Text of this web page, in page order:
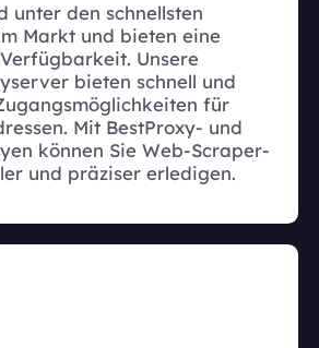
unter den schnellsten
Markt und bieten eine
Unsere
bieten schnell und
für
Mit BestProxy- und
können Sie Web-Scraper-
und präziser erledigen.